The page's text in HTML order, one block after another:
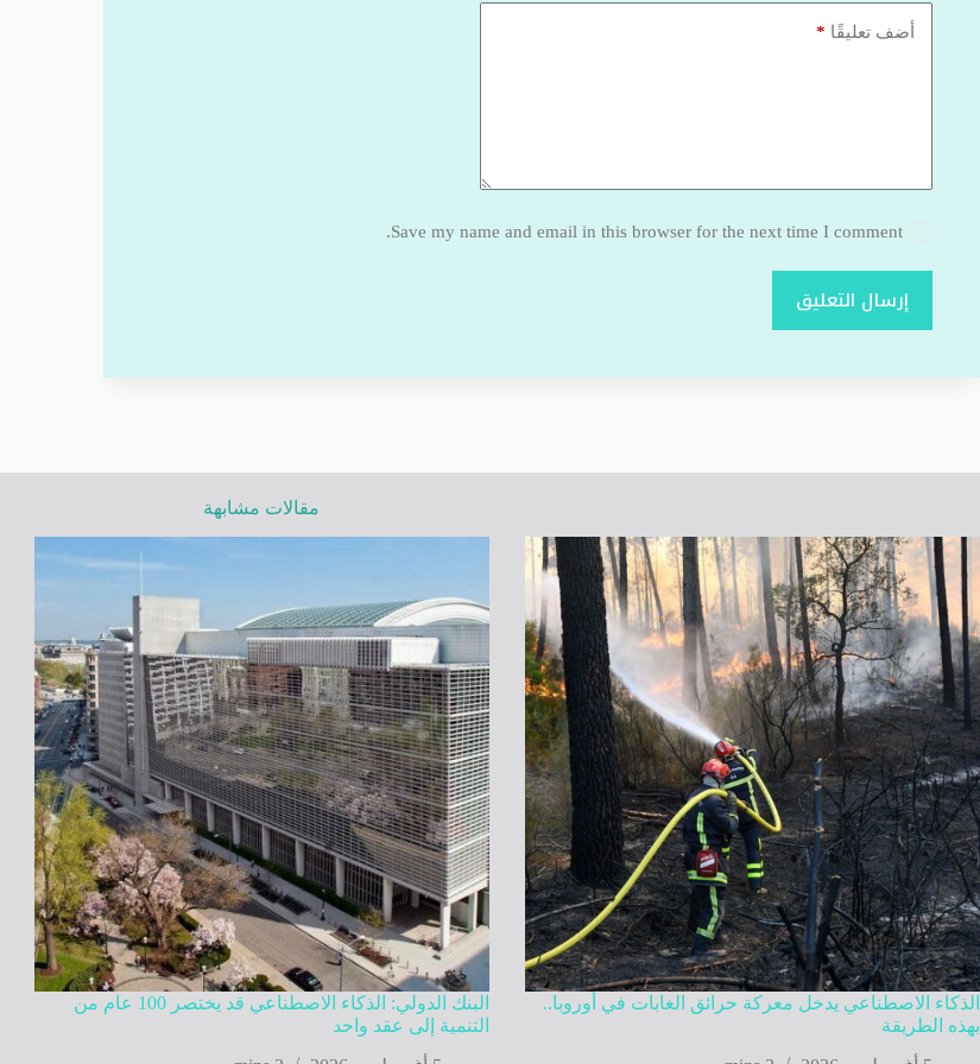
أضف تعليقًا *
Save my name and email in this browser for the next time I comment.
إرسال التعليق
مقالات مشابهة
الذكاء الاصطناعي يدخل معركة حرائق الغابات في أوروبا..
بهذه الطريقة
البنك الدولي: الذكاء الاصطناعي قد يختصر 100 عام من
التنمية إلى عقد واحد